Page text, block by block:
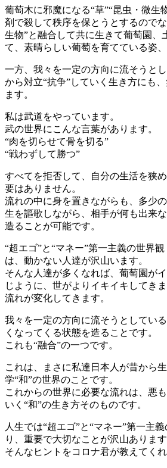
葡萄木に邪魔になる“草”“昆虫・微生
剤で殺して秩序を保とうとするので
生物”と融合して共に生きて葡萄園、
て、素晴らしい葡萄を育てている姿
一方、我々を一定の方向に流そうと
から対立“抗争”していく生き方にも
ます。
私は武道をやっています。
武の世界にこんな言葉があります。
“肉を切らせて骨を切る”
“戦わずして勝つ”
すべてを拒否して、自分の生活を狭
要はありません。
流れの中に身を置きながらも、多少
生を謳歌しながら、相手が何も出来
造ることが可能です。
“超エゴ”と“マネー”第一主義の世界
は、動かない人達が沢山います。
そんな人達が多くなれば、葡萄園が
じように、世がよりイキイキしてきま
流れが変化してきます。
我々を一定の方向に流そうとしてい
くなってくる状態を造ることです。
これも“融合”の一つです。
これは、まさに私達日本人が昔から
学“和”の世界のことです。
これからの世界に必要な流れは、悪
いく“和”の生き方そのものです。
人生では“超エゴ”と“マネー”第一主
り、重要で大切なことが沢山あります
そんなヒントをコロナ君が教えてくれ